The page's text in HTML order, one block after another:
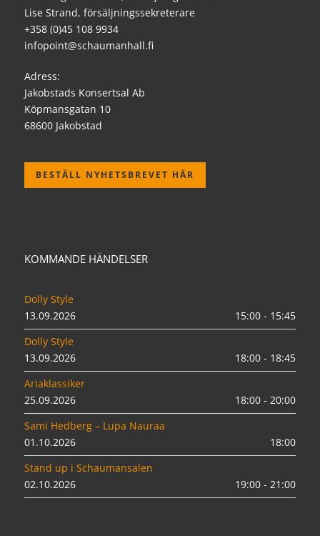
Lise Strand, försäljningssekreterare
+358 (0)45 108 9934
infopoint@schaumanhall.fi
Adress:
Jakobstads Konsertsal Ab
Köpmansgatan 10
68600 Jakobstad
BESTÄLL NYHETSBREVET HÄR
KOMMANDE HÄNDELSER
Dolly Style
13.09.2026
15:00 - 15:45
Dolly Style
13.09.2026
18:00 - 18:45
Ariaklassiker
25.09.2026
18:00 - 20:00
Sami Hedberg – Lupa Nauraa
01.10.2026
18:00
Stand up i Schaumansalen
02.10.2026
19:00 - 21:00